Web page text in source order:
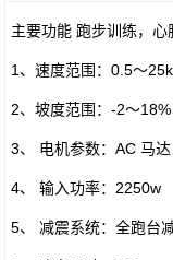
主要功能 跑步训练，心
1、速度范围：0.5～
2、坡度范围：-2～18%
3、 电机参数：AC 马
4、 输入功率：2250w
5、 减震系统：全跑台